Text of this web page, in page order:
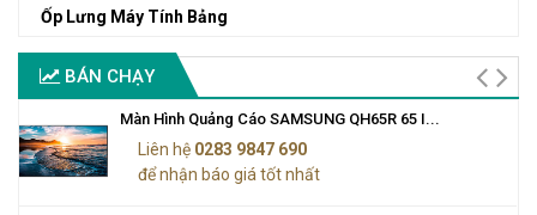
Ốp Lưng Máy Tính Bảng
BÁN CHẠY
Màn Hình Quảng Cáo SAMSUNG QH65R 65 I...
Liên hệ 0283 9847 690
để nhận báo giá tốt nhất